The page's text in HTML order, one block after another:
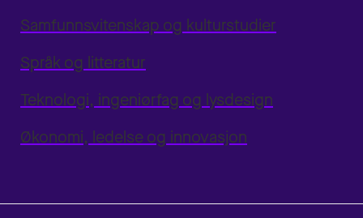
Samfunnsvitenskap og kulturstudier
Språk og litteratur
Teknologi, ingeniørfag og lysdesign
Økonomi, ledelse og innovasjon